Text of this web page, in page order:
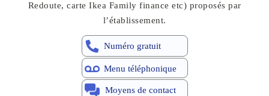
Redoute, carte Ikea Family finance etc) proposés par
l’établissement.
Numéro gratuit
Menu téléphonique
Moyens de contact